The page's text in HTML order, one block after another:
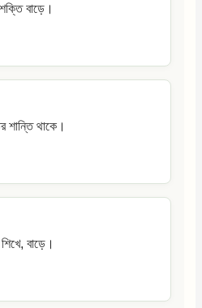
বাড়ে।
শান্তি থাকে।
বাড়ে।